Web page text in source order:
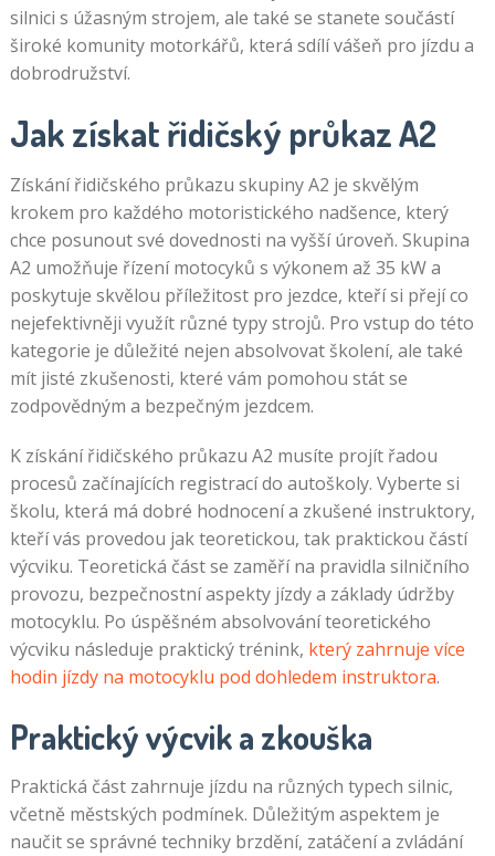
silnici s úžasným strojem, ale také se stanete součástí
široké komunity motorkářů, která sdílí vášeň pro jízdu a
dobrodružství.
Jak získat řidičský průkaz A2
Získání řidičského průkazu skupiny A2 je skvělým
krokem pro každého motoristického nadšence, který
chce posunout své dovednosti na vyšší úroveň. Skupina
A2 umožňuje řízení motocyků s výkonem až 35 kW a
poskytuje skvělou příležitost pro jezdce, kteří si přejí co
nejefektivněji využít různé typy strojů. Pro vstup do této
kategorie je důležité nejen absolvovat školení, ale také
mít jisté zkušenosti, které vám pomohou stát se
zodpovědným a bezpečným jezdcem.
K získání řidičského průkazu A2 musíte projít řadou
procesů začínajících registrací do autoškoly. Vyberte si
školu, která má dobré hodnocení a zkušené instruktory,
kteří vás provedou jak teoretickou, tak praktickou částí
výcviku. Teoretická část se zaměří na pravidla silničního
provozu, bezpečnostní aspekty jízdy a základy údržby
motocyklu. Po úspěšném absolvování teoretického
výcviku následuje praktický trénink, který zahrnuje více
hodin jízdy na motocyklu pod dohledem instruktora.
Praktický výcvik a zkouška
Praktická část zahrnuje jízdu na různých typech silnic,
včetně městských podmínek. Důležitým aspektem je
naučit se správné techniky brzdění, zatáčení a zvládání